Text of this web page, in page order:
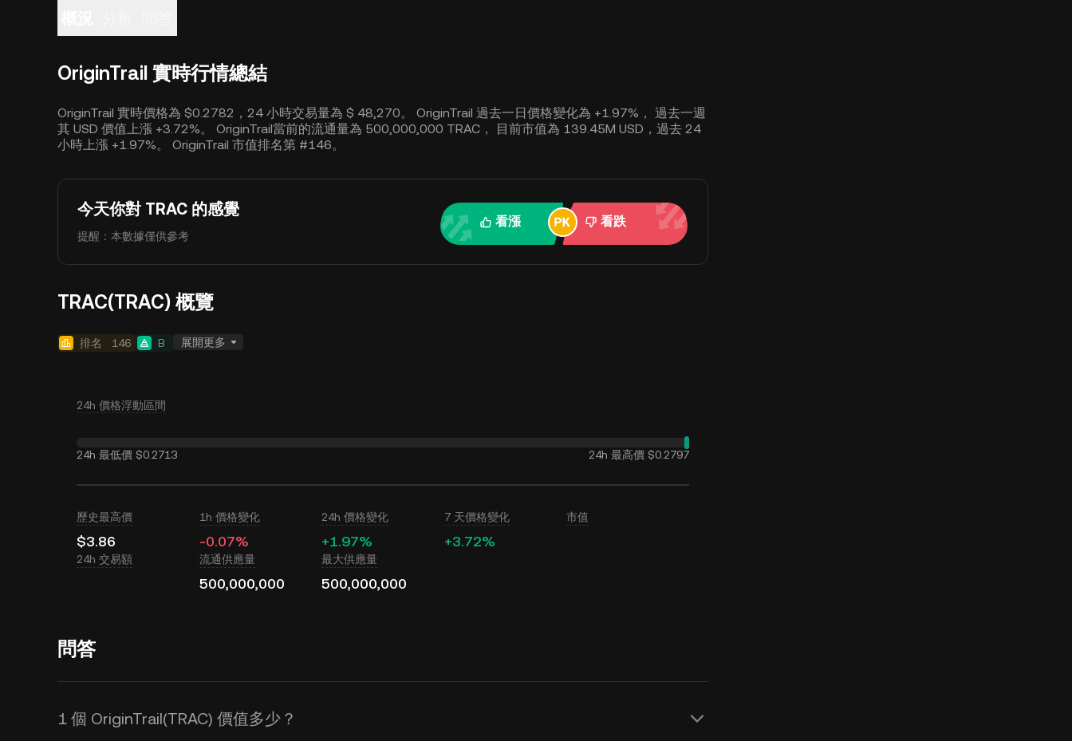
OriginTrail 實時行情總結
OriginTrail 實時價格為 $0.2782，24 小時交易量為 $ 48,270。 OriginTrail 過去一日價格變化為 +1.97%， 過去一週
其 USD 價值上漲 +3.72%。 OriginTrail當前的流通量為 500,000,000 TRAC， 目前市值為 139.45M USD，過去 24
小時上漲 +1.97%。 OriginTrail 市值排名第 #146。
今天你對 TRAC 的感覺
提醒：本數據僅供參考
看漲 看跌
TRAC(TRAC) 概覽
排名 146 B 展開更多
24h 價格浮動區間
24h 最低價 $0.2713 24h 最高價 $0.2797
歷史最高價
$3.86
1h 價格變化
-0.07%
24h 價格變化
+1.97%
7 天價格變化
+3.72%
市值
24h 交易額 流通供應量
500,000,000
最大供應量
500,000,000
問答
1 個 OriginTrail(TRAC) 價值多少？